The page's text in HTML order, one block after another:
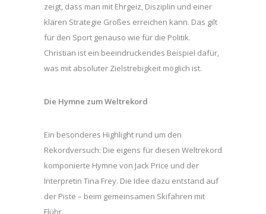
zeigt, dass man mit Ehrgeiz, Disziplin und einer
klaren Strategie Großes erreichen kann. Das gilt
für den Sport genauso wie für die Politik.
Christian ist ein beeindruckendes Beispiel dafür,
was mit absoluter Zielstrebigkeit möglich ist.
Die Hymne zum Weltrekord
Ein besonderes Highlight rund um den
Rekordversuch: Die eigens für diesen Weltrekord
komponierte Hymne von Jack Price und der
Interpretin Tina Frey. Die Idee dazu entstand auf
der Piste – beim gemeinsamen Skifahren mit
Flühr.